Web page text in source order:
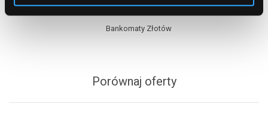
Bankomaty Złotów
Porównaj oferty